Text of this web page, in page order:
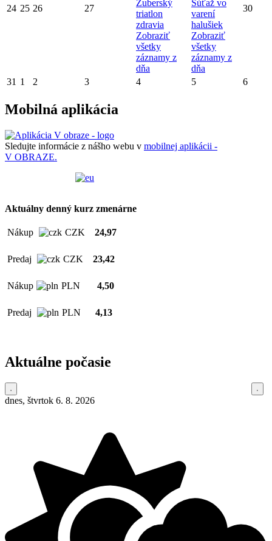
24 25 26 27
Zuberský
triatlon
zdravia
Zobraziť
všetky
záznamy z
dňa
Súťaž vo
varení
halušiek
Zobraziť
všetky
záznamy z
dňa
30
31 1 2 3 4 5 6
Mobilná aplikácia
Sledujte informácie z nášho webu v mobilnej aplikácii -
V OBRAZE.
Aktuálny denný kurz zmenárne
Nákup CZK 24,97
Predaj CZK 23,42
Nákup PLN 4,50
Predaj PLN 4,13
Aktuálne počasie
dnes, štvrtok 6. 8. 2026